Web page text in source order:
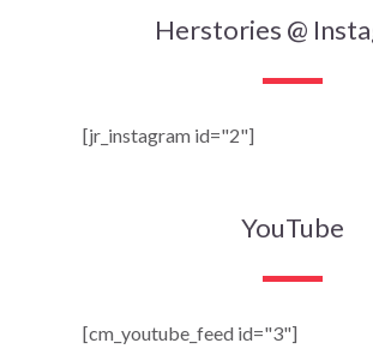
Herstories @
[jr_instagram id="2"]
YouTube
[cm_youtube_feed id="3"]